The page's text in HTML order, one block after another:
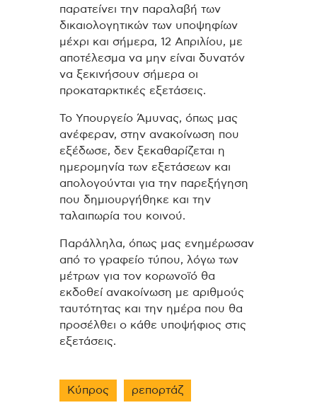
παρατείνει την παραλαβή των
δικαιολογητικών των υποψηφίων
μέχρι και σήμερα, 12 Απριλίου, με
αποτέλεσμα να μην είναι δυνατόν
να ξεκινήσουν σήμερα οι
προκαταρκτικές εξετάσεις.
Το Υπουργείο Άμυνας, όπως μας
ανέφεραν, στην ανακοίνωση που
εξέδωσε, δεν ξεκαθαρίζεται η
ημερομηνία των εξετάσεων και
απολογούνται για την παρεξήγηση
που δημιουργήθηκε και την
ταλαιπωρία του κοινού.
Παράλληλα, όπως μας ενημέρωσαν
από το γραφείο τύπου, λόγω των
μέτρων για τον κορωνοϊό θα
εκδοθεί ανακοίνωση με αριθμούς
ταυτότητας και την ημέρα που θα
προσέλθει ο κάθε υποψήφιος στις
εξετάσεις.
Κύπρος ρεπορτάζ